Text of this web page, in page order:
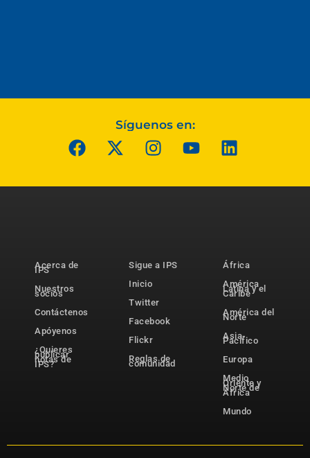
Síguenos en:
Acerca de
IPS
Nuestros
socios
Contáctenos
Apóyenos
¿Quieres
publicar
notas de
IPS?
Sigue a IPS
Inicio
Twitter
Facebook
Flickr
Reglas de
comunidad
África
América
Latina y el
Caribe
América del
Norte
Asia-
Pacífico
Europa
Medio
Oriente y
Norte de
África
Mundo